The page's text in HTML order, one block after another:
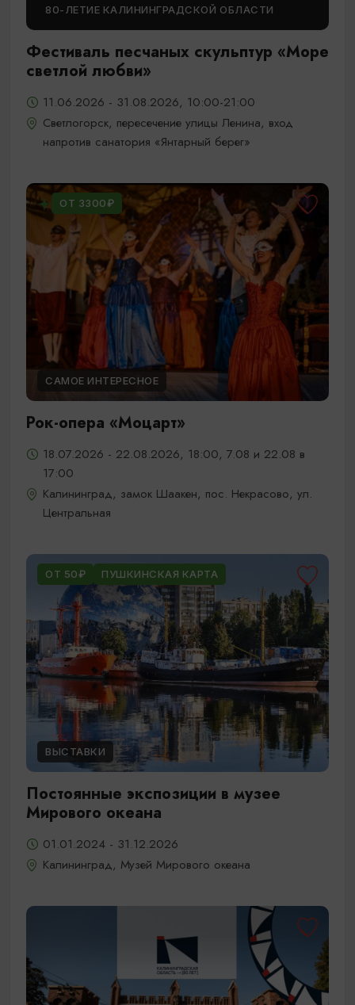
80-ЛЕТИЕ КАЛИНИНГРАДСКОЙ ОБЛАСТИ
Фестиваль песчаных скульптур «Море
светлой любви»
11.06.2026 - 31.08.2026, 10:00-21:00
Светлогорск, пересечение улицы Ленина, вход
напротив санатория «Янтарный берег»
ОТ 3300₽
САМОЕ ИНТЕРЕСНОЕ
Рок-опера «Моцарт»
18.07.2026 - 22.08.2026, 18:00, 7.08 и 22.08 в
17:00
Калининград, замок Шаакен, пос. Некрасово, ул.
Центральная
ОТ 50₽ ПУШКИНСКАЯ КАРТА
ВЫСТАВКИ
Постоянные экспозиции в музее
Мирового океана
01.01.2024 - 31.12.2026
Калининград, Музей Мирового океана